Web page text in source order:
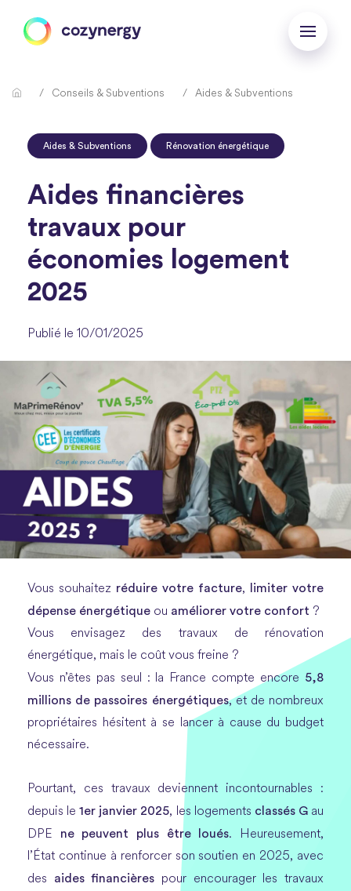
Conseils & Subventions Aides & Subventions
Aides & Subventions Rénovation énergétique
Aides financières
travaux pour
économies logement
2025
Publié le 10/01/2025
Vous souhaitez réduire votre facture,
limiter votre
dépense énergétique ou améliorer votre confort ?
Vous envisagez des travaux de rénovation
énergétique, mais le coût vous freine ?
Vous n’êtes pas seul : la France compte encore 5,8
millions de passoires énergétiques, et de nombreux
propriétaires hésitent à se lancer à cause du budget
nécessaire.
Pourtant, ces travaux deviennent incontournables :
depuis le1er janvier 2025, les logements classés G au
DPE ne peuvent plus être loués. Heureusement,
l’État continue à renforcer son soutien en 2025, avec
des aides financières pour encourager les travaux